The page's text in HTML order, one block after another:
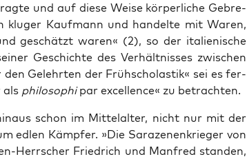
und auf die­se Wei­se kör­per­li­che Gebre­
klu­ger Kauf­mann und han­del­te mit Waren,
geschätzt waren« (2), so der ita­lie­ni­sche
Geschich­te des Ver­hält­nis­ses zwi­schen
Gelehr­ten der Früh­scho­las­tik« sei es fer­
als phi­lo­so­phipar excel­lence« zu betrachten.
schon im Mit­tel­al­ter, nicht nur mit der
edlen Kämp­fer. »Die Sara­ze­nen­krie­ger von
Herr­scher Fried­rich und Man­fred stan­den,